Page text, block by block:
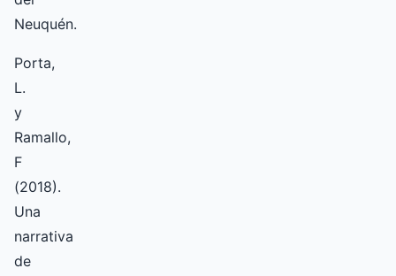
Neuquén.
Porta,
L.
y
Ramallo,
F
(2018).
Una
narrativa
de